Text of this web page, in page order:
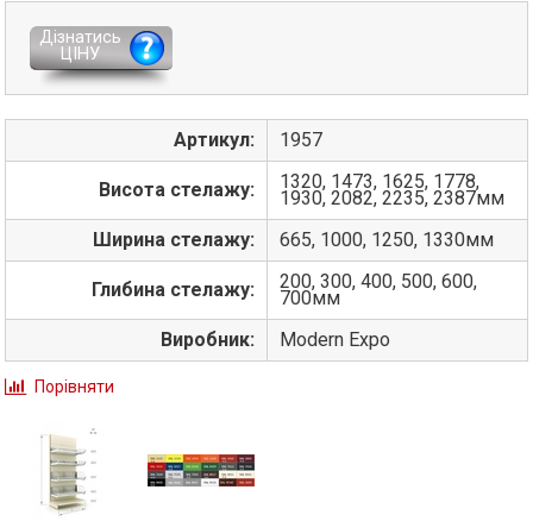
Дізнатись
ЦІНУ
Артикул: 1957
Висота стелажу: 1320, 1473, 1625, 1778,
1930, 2082, 2235, 2387мм
Ширина стелажу:
665, 1000, 1250, 1330мм
Глибина стелажу: 200, 300, 400, 500, 600,
700мм
Виробник:
Modern Expo
Порівняти